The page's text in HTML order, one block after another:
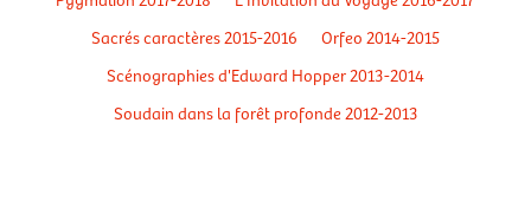
Sacrés caractères 2015-2016
Orfeo 2014-2015
Scénographies d'Edward Hopper 2013-2014
Soudain dans la forêt profonde 2012-2013